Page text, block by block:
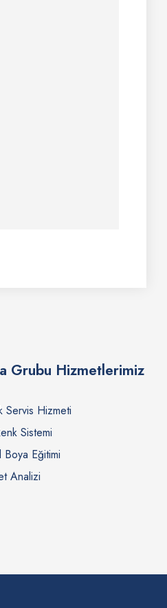
Grubu Hizmetlerimiz
Servis Hizmeti
Sistemi
Boya Eğitimi
Analizi